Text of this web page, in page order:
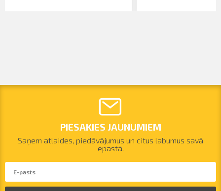
PIESAKIES JAUNUMIEM
Saņem atlaides, piedāvājumus un citus labumus savā
epastā.